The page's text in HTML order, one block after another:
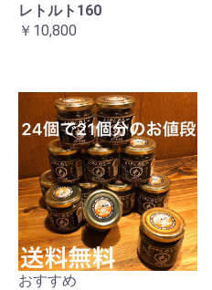
レトルト160
￥10,800
おすすめ